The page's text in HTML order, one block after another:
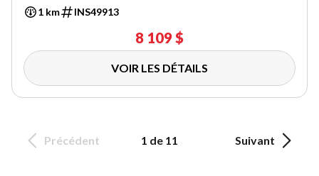
1 km INS49913
8 109 $
VOIR LES DÉTAILS
Précédent 1 de 11 Suivant